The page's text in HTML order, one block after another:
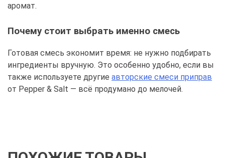
аромат.
Почему стоит выбрать именно смесь
Готовая смесь экономит время: не нужно подбирать
ингредиенты вручную. Это особенно удобно, если вы
также используете другие авторские смеси приправ
от Pepper & Salt — всё продумано до мелочей.